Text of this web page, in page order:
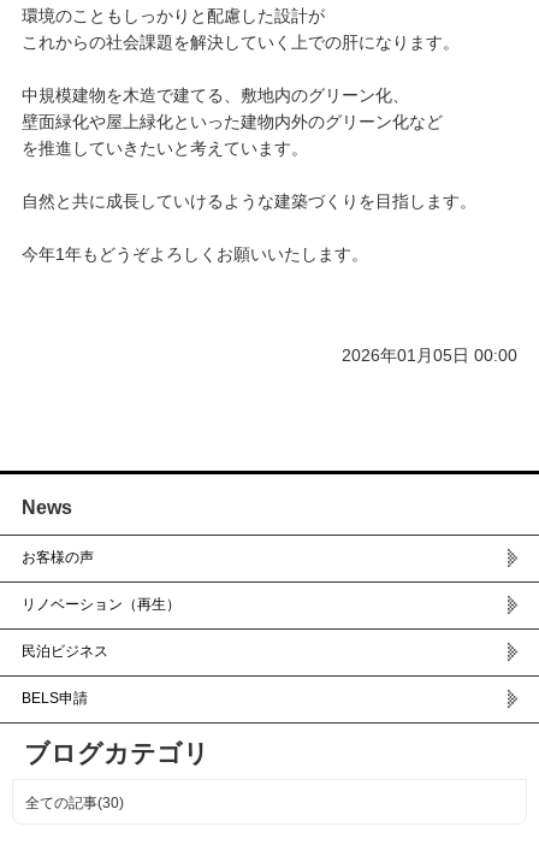
環境のこともしっかりと配慮した設計が
これからの社会課題を解決していく上での肝になります。
中規模建物を木造で建てる、敷地内のグリーン化、
壁面緑化や屋上緑化といった建物内外のグリーン化など
を推進していきたいと考えています。
自然と共に成長していけるような建築づくりを目指します。
今年1年もどうぞよろしくお願いいたします。
2026年01月05日 00:00
News
お客様の声
リノベーション（再生）
民泊ビジネス
BELS申請
ブログカテゴリ
全ての記事(30)